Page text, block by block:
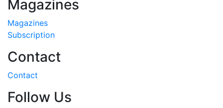
Magazines
Magazines
Subscription
Contact
Contact
Follow Us